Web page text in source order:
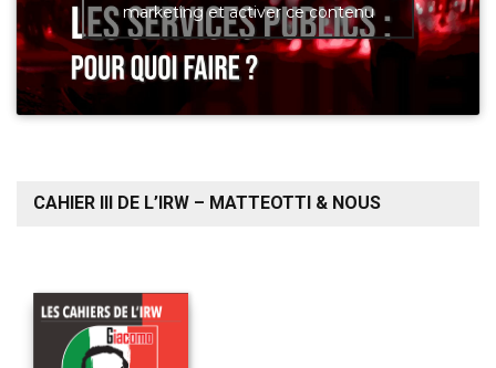
marketing et activer ce contenu
CAHIER III DE L’IRW – MATTEOTTI & NOUS